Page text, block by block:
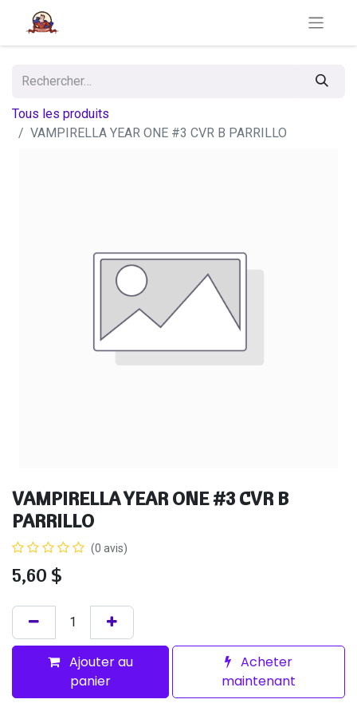
Tous les produits
VAMPIRELLA YEAR ONE #3 CVR B PARRILLO
VAMPIRELLA YEAR ONE #3 CVR B
PARRILLO
(0 avis)
5,60 $
Ajouter au
panier
Acheter
maintenant